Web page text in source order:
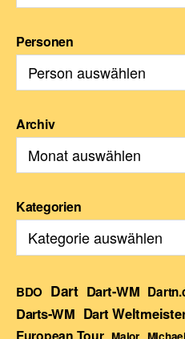
Personen
Archiv
Kategorien
BDO Dart Dart-WM
Darts-WM Dart
European Tour